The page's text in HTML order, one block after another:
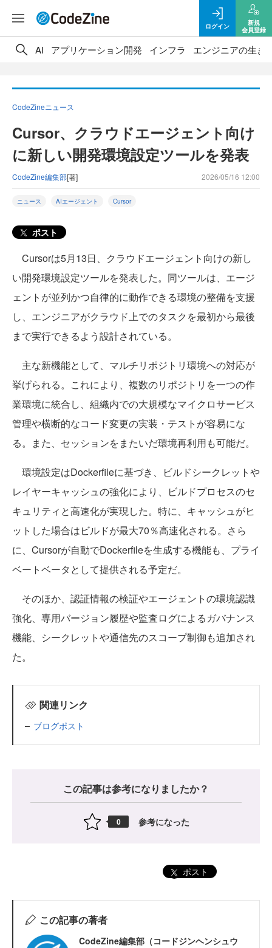
ログイン
新規
会員登録
AI アプリケーション開発 インフラ エンジニアの生き
CodeZineニュース
Cursor、クラウドエージェント向け
に新しい開発環境設定ツールを発表
CodeZine編集部[著] 2026/05/16 12:00
ニュース AIエージェント Cursor
ポスト
Cursorは5月13日、クラウドエージェント向けの新し
い開発環境設定ツールを発表した。同ツールは、エージ
ェントが並列かつ自律的に動作できる環境の整備を支援
し、エンジニアがクラウド上でのタスクを最初から最後
まで実行できるよう設計されている。
主な新機能として、マルチリポジトリ環境への対応が
挙げられる。これにより、複数のリポジトリを一つの作
業環境に統合し、組織内での大規模なマイクロサービス
管理や横断的なコード変更の実装・テストが容易にな
る。また、セッションをまたいだ環境再利用も可能だ。
環境設定はDockerfileに基づき、ビルドシークレットや
レイヤーキャッシュの強化により、ビルドプロセスのセ
キュリティと高速化が実現した。特に、キャッシュがヒ
ットした場合はビルドが最大70％高速化される。さら
に、Cursorが自動でDockerfileを生成する機能も、プライ
ベートベータとして提供される予定だ。
そのほか、認証情報の検証やエージェントの環境認識
強化、専用バージョン履歴や監査ログによるガバナンス
機能、シークレットや通信先のスコープ制御も追加され
た。
関連リンク
ブログポスト
この記事は参考になりましたか？
0 参考になった
ポスト
この記事の著者
CodeZine編集部（コードジンヘンシュウ